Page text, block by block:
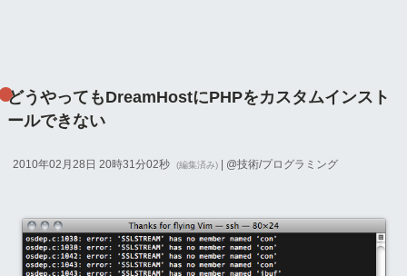
どうやってもDreamHostにPHPをカスタムインスト
ールできない
2010年02月28日 20時31分02秒 (編集済み) | @技術/プログラミング